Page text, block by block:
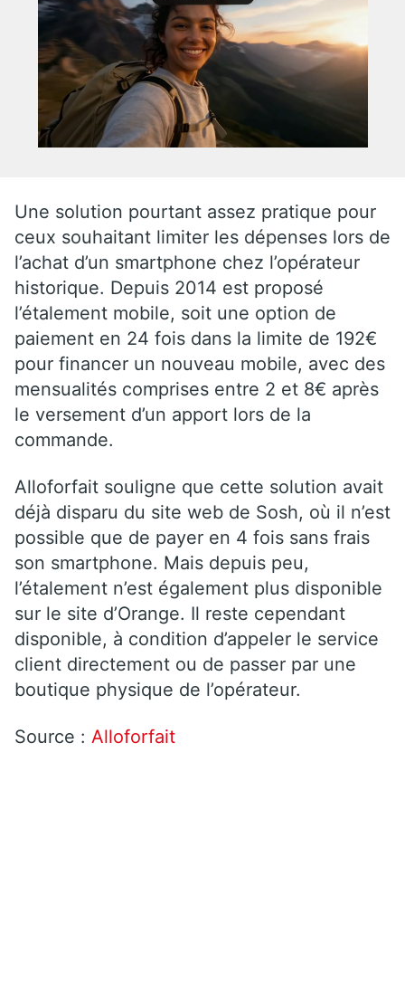
Une solution pourtant assez pratique pour
ceux souhaitant limiter les dépenses lors de
l’achat d’un smartphone chez l’opérateur
historique. Depuis 2014 est proposé
l’étalement mobile, soit une option de
paiement en 24 fois dans la limite de 192€
pour financer un nouveau mobile, avec des
mensualités comprises entre 2 et 8€ après
le versement d’un apport lors de la
commande.
Alloforfait souligne que cette solution avait
déjà disparu du site web de Sosh, où il n’est
possible que de payer en 4 fois sans frais
son smartphone. Mais depuis peu,
l’étalement n’est également plus disponible
sur le site d’Orange. Il reste cependant
disponible, à condition d’appeler le service
client directement ou de passer par une
boutique physique de l’opérateur.
Source : Alloforfait